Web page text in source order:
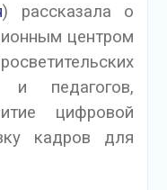
) рассказала о
центром
педагогов,
цифровой
кадров для